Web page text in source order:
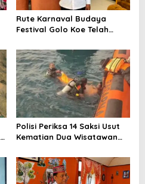
Rute Karnaval Budaya
Festival Golo Koe Telah
Polisi Periksa 14 Saksi Usut
Kematian Dua Wisatawan